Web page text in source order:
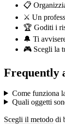
📋
⚔️ Un
🏆 Goditi i
🔔 Ti
🎮 Scegli la
Frequently
Come funziona
Quali oggetti
Scegli il metodo di